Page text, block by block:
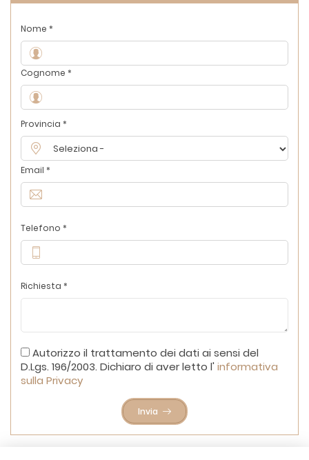
Nome *
Cognome *
Provincia *
Email *
Telefono *
Richiesta *
Autorizzo il trattamento dei dati ai sensi del
D.Lgs. 196/2003. Dichiaro di aver letto l' informativa
sulla Privacy
Invia